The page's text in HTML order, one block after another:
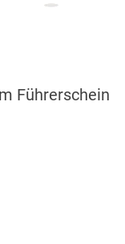
Führerschein